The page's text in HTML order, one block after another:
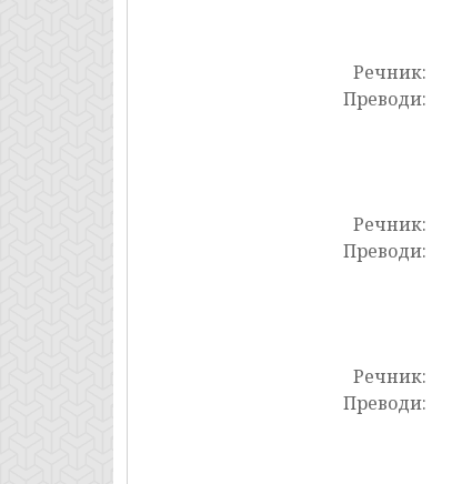
Речник:
Преводи:
Речник:
Преводи:
Речник:
Преводи: